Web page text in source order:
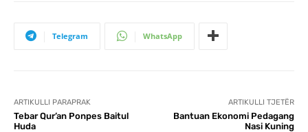
Telegram WhatsApp
ARTIKULLI PARAPRAK
Tebar Qur’an Ponpes Baitul
Huda
ARTIKULLI TJETËR
Bantuan Ekonomi Pedagang
Nasi Kuning